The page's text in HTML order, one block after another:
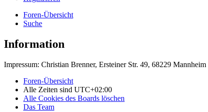
Foren-Übersicht
Suche
Information
Impressum: Christian Brenner, Ersteiner Str. 49, 68229 Mannheim
Foren-Übersicht
Alle Zeiten sind UTC+02:00
Alle Cookies des Boards löschen
Das Team